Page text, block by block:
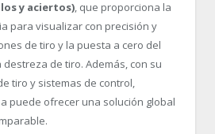
y aciertos), que proporciona la
para visualizar con precisión y
de tiro y la puesta a cero del
de tiro. Además, con su
tiro y sistemas de control,
puede ofrecer una solución global